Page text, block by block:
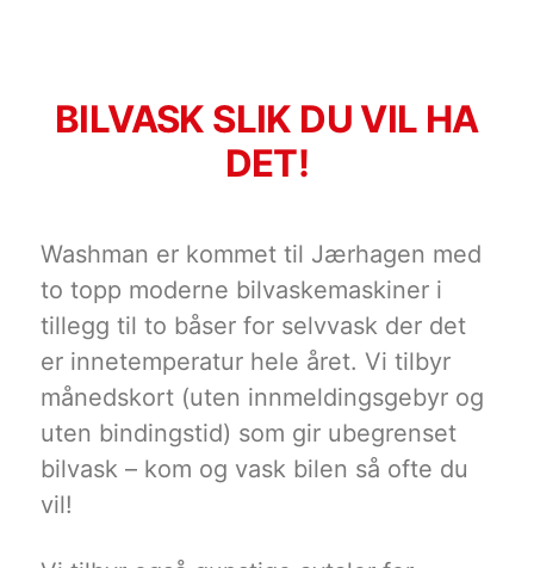
BILVASK SLIK DU VIL HA
DET!
Washman er kommet til Jærhagen med
to topp moderne bilvaskemaskiner i
tillegg til to båser for selvvask der det
er innetemperatur hele året. Vi tilbyr
månedskort (uten innmeldingsgebyr og
uten bindingstid) som gir ubegrenset
bilvask – kom og vask bilen så ofte du
vil!